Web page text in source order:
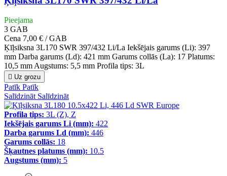
Pieejama
3 GAB
Cena 7,00 € / GAB
Ķīļsiksna 3L170 SWR 397/432 Li/La Iekšējais garums (Li): 397
mm Darba garums (Ld): 421 mm Garums collās (La): 17 Platums:
10,5 mm Augstums: 5,5 mm Profila tips: 3L
 Uz grozu
Patīk Patīk
Salīdzināt Salīdzināt
Profila tips: 3L (Z), Z
Iekšējais garums Li (mm): 422
Darba garums Ld (mm): 446
Garums collās: 18
Šķautnes platums (mm): 10.5
Augstums (mm): 5